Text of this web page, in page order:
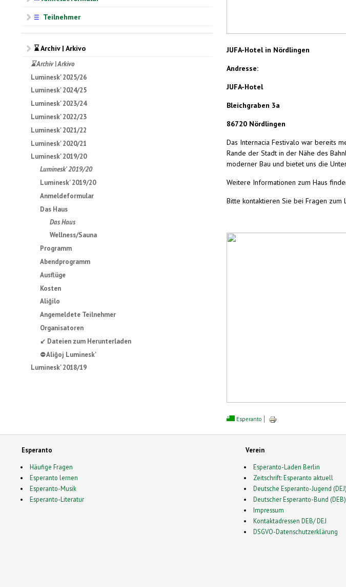
☰ Teilnehmer
⌛ Archiv | Arkivo
⌛ Archiv | Arkivo
Luminesk' 2025/26
Luminesk' 2024/25
Luminesk' 2023/24
Luminesk' 2022/23
Luminesk' 2021/22
Luminesk' 2020/21
Luminesk' 2019/20
Luminesk' 2019/20
Luminesk' 2019/20
Anmeldeformular
Das Haus
Das Haus
Wellness/Sauna
Programm
Abendprogramm
Ausflüge
Kosten
Aliĝilo
Angemeldete Teilnehmer
Organisatoren
↙ Dateien zum Herunterladen
⛔ Aliĝoj Luminesk'
Luminesk' 2018/19
JUFA-Hotel in Nördlingen
Andresse:
JUFA-Hotel
Bleichgraben 3a
86720 Nördlingen
Das Internacia Festivalo war bereits
Rande der Stadt in der Nähe des
moderner Bau und bietet uns die
Weitere Informationen zum Haus
Bitte kontaktieren Sie bei Fragen zum
Esperanto
Esperanto
Häufige Fragen
Esperanto lernen
Esperanto-Musik
Esperanto-Literatur
Verein
Esperanto-Laden Berlin
Zeitschrift: Esperanto aktuell
Deutsche Esperanto-Jugend (DEJ)
Deutscher Esperanto-Bund (DEB)
Impressum
Kontaktadressen DEB/ DEJ
DSGVO-Datenschutzerklärung